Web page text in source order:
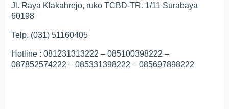
Jl. Raya Klakahrejo, ruko TCBD-TR. 1/11 Surabaya
60198
Telp. (031) 51160405
Hotline : 081231313222 – 085100398222 –
087852574222 – 085331398222 – 085697898222